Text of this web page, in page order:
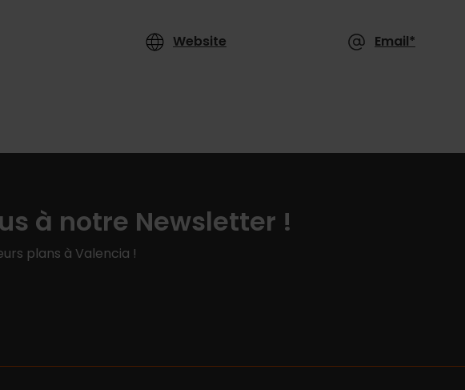
Website Email*
à notre Newsletter !
plans à Valencia !